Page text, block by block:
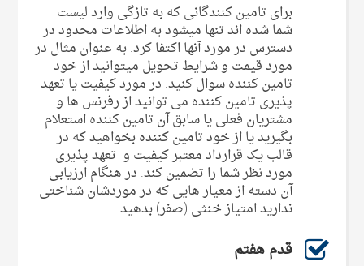
برای تامین کنندگانی که به تازگی وارد لیست
شما شده اند تنها میشود به اطلاعات محدود در
دسترس در مورد آنها اکتفا کرد. به عنوان مثال در
مورد قیمت و شرایط تحویل میتوانید از خود
تامین کننده سوال کنید. در مورد کیفیت یا تعهد
پذیری تامین کننده می توانید از رفرنس ها و
مشتریان فعلی یا سابق آن تامین کننده استعلام
بگیرید یا از خود تامین کننده بخواهید که در
قالب یک قرارداد معتبر کیفیت و تعهد پذیری
مورد نظر شما را تضمین کند. در هنگام ارزیابی
آن دسته از معیار هایی که در موردشان شناختی
ندارید امتیاز خنثی (صفر) بدهید.
قدم هفتم